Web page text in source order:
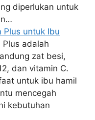
diperlukan untuk
Plus untuk Ibu
Plus adalah
zat besi,
dan vitamin C.
untuk ibu hamil
mencegah
kebutuhan